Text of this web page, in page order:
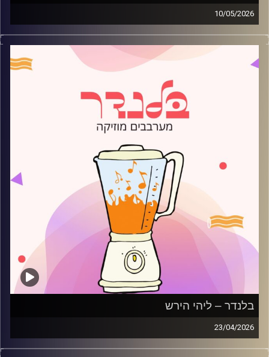
10/05/2026
מוזיקה רגועה לפתוח איתה את הבוקר בהגשת עמית פרידמן
קרדיט תמונות:
AudioVersity
בלנדר – ליהי הירש
23/04/2026
מוזיקה רגועה לפתוח איתה את הבוקר בהגשת ליהי הירש